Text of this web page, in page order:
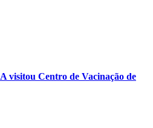
visitou Centro de Vacinação de